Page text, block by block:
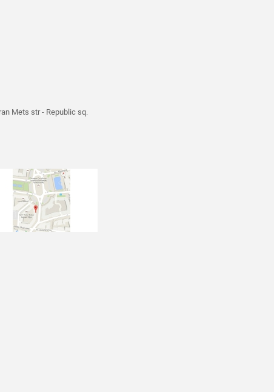
Mets str - Republic sq.